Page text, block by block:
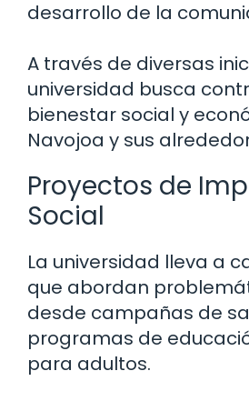
desarrollo de la
A través de diversas
universidad busca
bienestar social y
Navojoa y sus
Proyectos de
Social
La universidad lleva a
que abordan
desde campañas de
programas de
para adultos.